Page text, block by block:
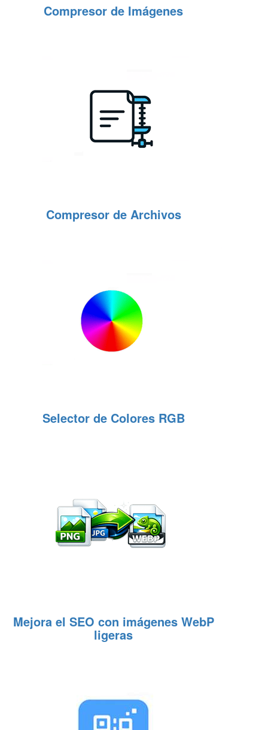
Compresor de Imágenes
Compresor de Archivos
Selector de Colores RGB
Mejora el SEO con imágenes WebP
ligeras